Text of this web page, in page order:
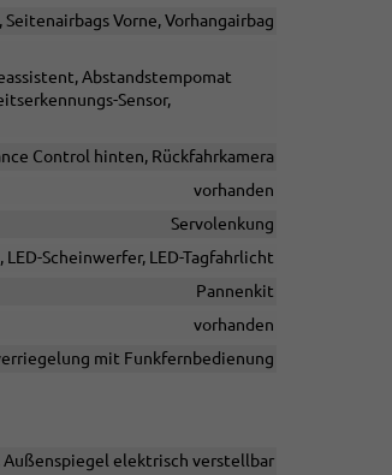
Vorne, Vorhangairbag
Abstandstempomat
Sensor,
Control hinten, Rückfahrkamera
vorhanden
Servolenkung
Scheinwerfer, LED-Tagfahrlicht
Pannenkit
vorhanden
mit Funkfernbedienung
Außenspiegel elektrisch verstellbar